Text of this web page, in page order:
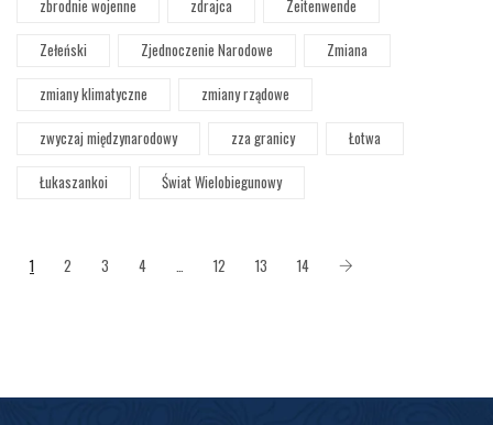
zbrodnie wojenne
zdrajca
Zeitenwende
Zełeński
Zjednoczenie Narodowe
Zmiana
zmiany klimatyczne
zmiany rządowe
zwyczaj międzynarodowy
zza granicy
Łotwa
Łukaszankoi
Świat Wielobiegunowy
1 2 3 4 12 13 14